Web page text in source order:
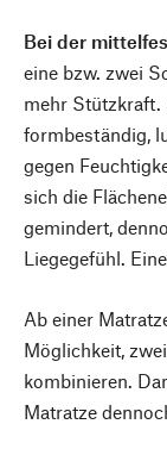
Bei der
eine bzw. zwei
mehr Stützkraft.
formbeständig,
gegen
sich die
gemindert,
Liegegefühl.
Ab einer
Möglichkeit,
kombinieren.
Matratze